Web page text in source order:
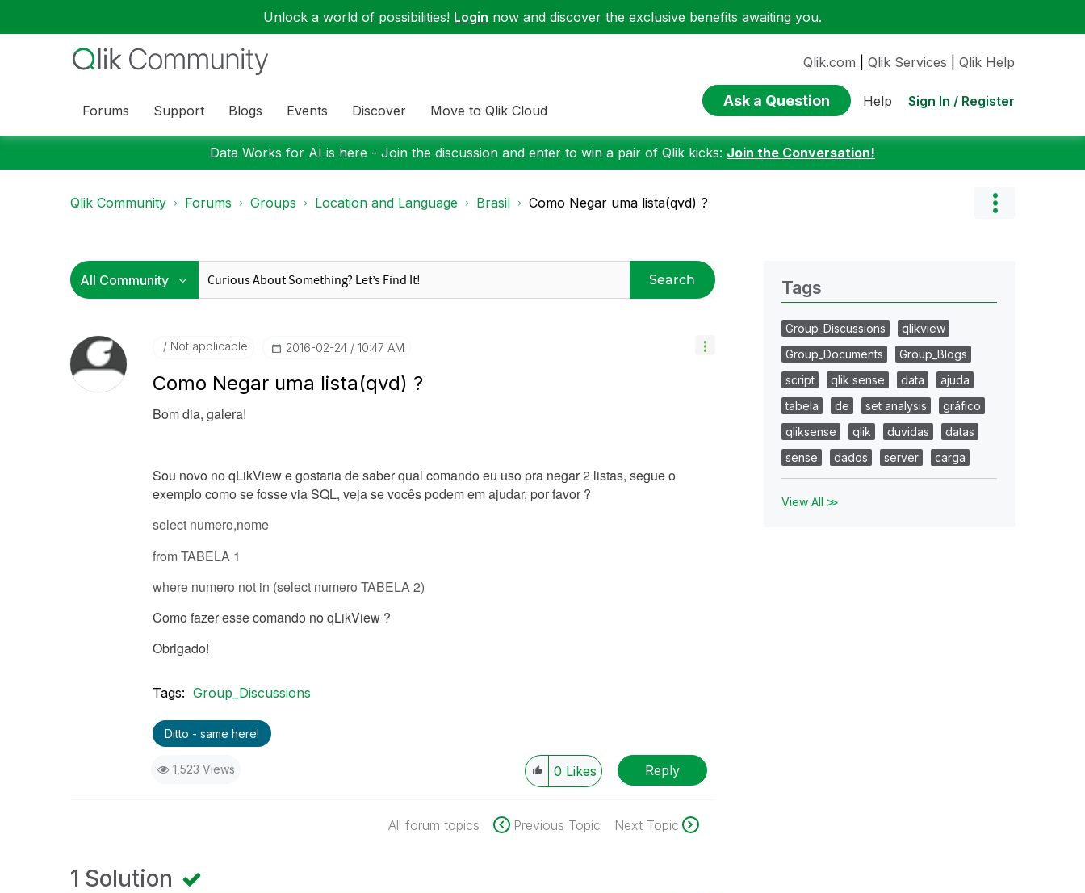
Unlock a world of possibilities! Login now and discover the exclusive benefits awaiting you.
Forums Support Blogs Events Discover Move to Qlik Cloud
Qlik.com Qlik Services Qlik Help
Ask a Question Help Sign In / Register
Data Works for AI is here - Join the discussion and enter to win a pair of Qlik kicks: Join the Conversation!
Qlik Community Forums Groups Location and Language Brasil Como Negar uma lista(qvd) ?
Search
Not applicable ‎2016-02-24 10:47 AM
Como Negar uma lista(qvd) ?
Bom dia, galera!
Sou novo no qLikView e gostaria de saber qual comando eu uso pra negar 2 listas, segue o
exemplo como se fosse via SQL, veja se vocês podem em ajudar, por favor ?
select numero,nome
from TABELA 1
where numero not in (select numero TABELA 2)
Como fazer esse comando no qLikView ?
Obrigado!
Tags: Group_Discussions
Ditto - same here!
1,523 Views 0 Likes Reply
All forum topics Previous Topic Next Topic
1 Solution
Tags
Group_Discussions
qlikview
Group_Documents
Group_Blogs
script
qlik sense data
ajuda
tabela
de set analysis
gráfico
qliksense
qlik duvidas
datas
sense
dados server carga
View All ≫